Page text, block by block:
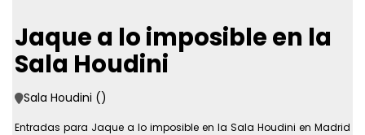
Jaque a lo imposible en la
Sala Houdini
Sala Houdini ()
Entradas para Jaque a lo imposible en la Sala Houdini en Madrid